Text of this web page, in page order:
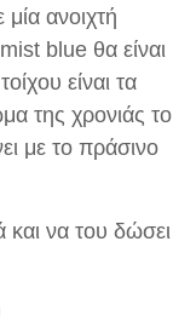
ανοιχτή
blue θα είναι
είναι τα
της χρονιάς το
με το πράσινο
και να του δώσει